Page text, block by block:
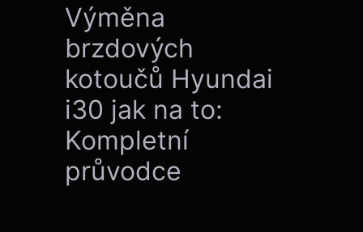
Výměna
brzdových
kotoučů Hyundai
i30 jak na to:
Kompletní
průvodce